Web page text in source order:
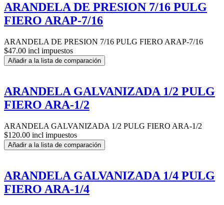
ARANDELA DE PRESION 7/16 PULG
FIERO ARAP-7/16
ARANDELA DE PRESION 7/16 PULG FIERO ARAP-7/16
$47.00 incl impuestos
Añadir a la lista de comparación
ARANDELA GALVANIZADA 1/2 PULG
FIERO ARA-1/2
ARANDELA GALVANIZADA 1/2 PULG FIERO ARA-1/2
$120.00 incl impuestos
Añadir a la lista de comparación
ARANDELA GALVANIZADA 1/4 PULG
FIERO ARA-1/4